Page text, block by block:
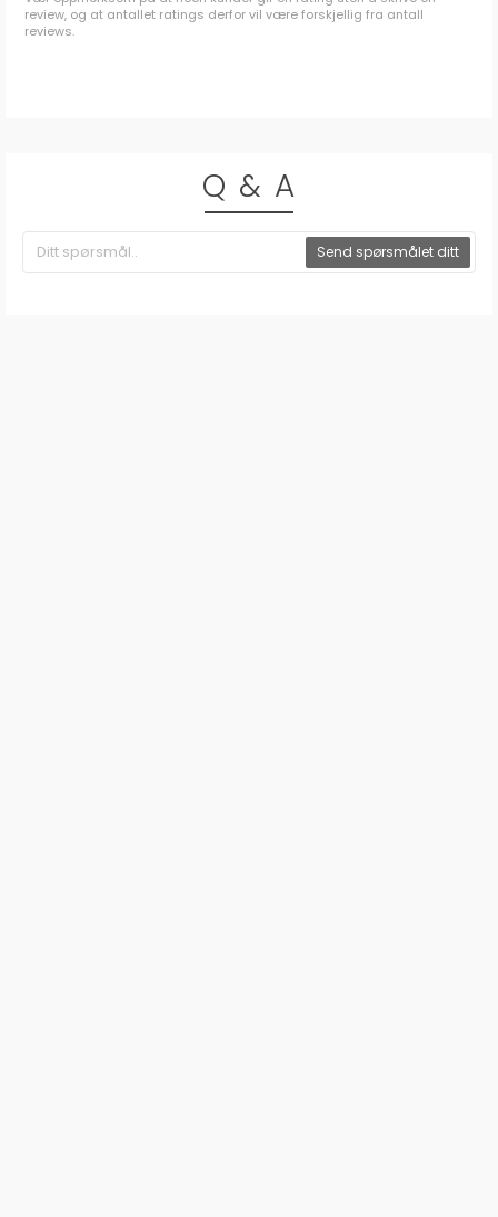
review, og at antallet ratings derfor vil være forskjellig fra antall
reviews.
Q & A
Send spørsmålet ditt